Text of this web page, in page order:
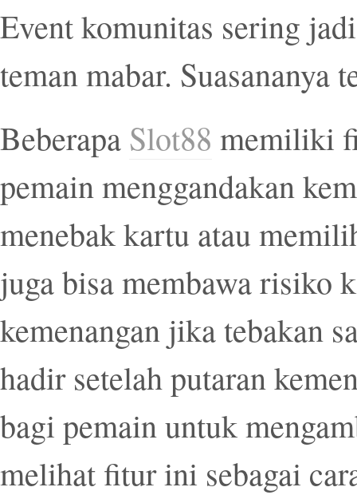
Event komunitas sering
teman mabar. Suasananya
Beberapa Slot88 memiliki
pemain menggandakan
menebak kartu atau
juga bisa membawa risiko
kemenangan jika tebakan
hadir setelah putaran
bagi pemain untuk
melihat fitur ini sebagai